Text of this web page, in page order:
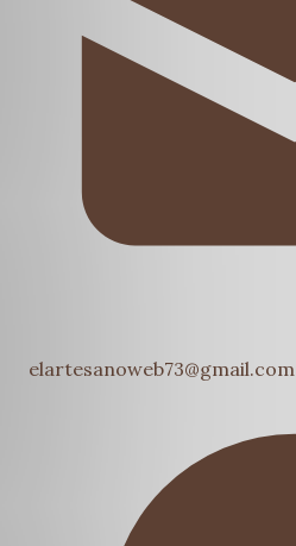
elartesanoweb73@gmail.com